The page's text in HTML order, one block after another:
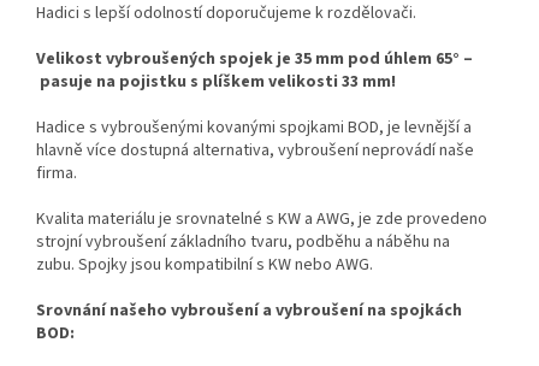
Hadici s lepší odolností doporučujeme k rozdělovači.
Velikost vybroušených spojek je 35 mm pod úhlem 65° –
pasuje na pojistku s plíškem velikosti 33 mm!
Hadice s vybroušenými kovanými spojkami BOD, je levnější a
hlavně více dostupná alternativa, vybroušení neprovádí naše
firma.
Kvalita materiálu je srovnatelné s KW a AWG, je zde provedeno
strojní vybroušení základního tvaru, podběhu a náběhu na
zubu. Spojky jsou kompatibilní s KW nebo AWG.
Srovnání našeho vybroušení a vybroušení na spojkách
BOD: